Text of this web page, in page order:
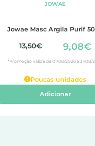
JOWAE
Jowae Masc Argila Purif
13,50€ 9,08€
*Promoção válida de 01/08/2026 a 31/08/
Poucas unidades
Adicionar